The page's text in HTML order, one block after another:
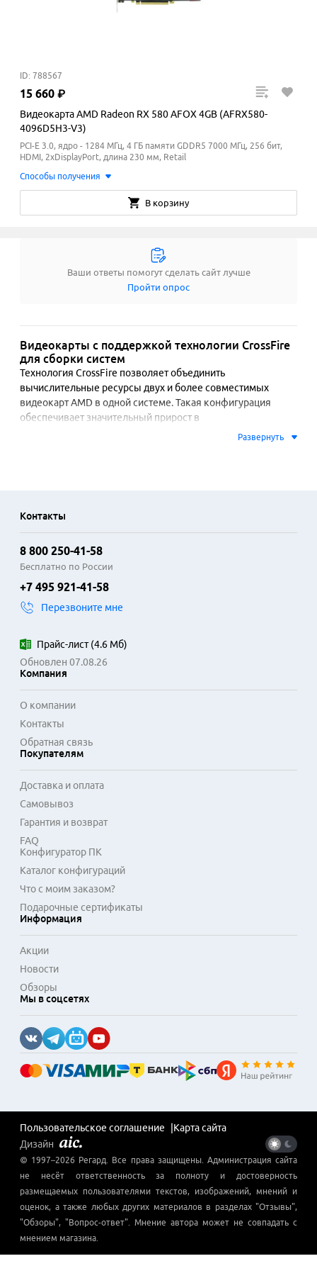
ID: 788567
15 660 ₽
Видеокарта AMD Radeon RX 580 AFOX 4GB (AFRX580-
4096D5H3-V3)
PCI-E 3.0, ядро - 1284 МГц, 4 ГБ памяти GDDR5 7000 МГц, 256 бит,
HDMI, 2xDisplayPort, длина 230 мм, Retail
Способы получения
В корзину
Ваши ответы помогут сделать сайт лучше
Пройти опрос
Видеокарты с поддержкой технологии CrossFire
для сборки систем
Технология CrossFire позволяет объединить
вычислительные ресурсы двух и более совместимых
видеокарт AMD в одной системе. Такая конфигурация
обеспечивает значительный прирост в
производительности графики, что особенно заметно в
нагрузку, эффективно используя память и процессорные
ядра каждого графического ускорителя.
Для развертывания такой системы необходима
материнская плата с несколькими слотами PCI-Express и
питания. Современные реализации технологии часто
или работают через шину PCIe, обеспечивая высокую
пропускную способность для обмена данными.
Совместимость определяется серией и семейством
изучения технических характеристик.
Сфера применения не ограничивается только играми.
Связка видеокарт с CrossFire востребована в
профессиональном монтаже видео, рендеринге
реальности и сложными инженерными симуляциями. Это
решение для тех, кто нацелен на масштабируемость
графической подсистемы и готов к тонкой настройке
производительности.
Развернуть
Контакты
8 800 250-41-58
Бесплатно по России
+7 495 921-41-58
Перезвоните мне
Прайс-лист(4.6 Мб)
Обновлен 07.08.26
Компания
О компании
Контакты
Обратная связь
Покупателям
Доставка и оплата
Самовывоз
Гарантия и возврат
FAQ
Конфигуратор ПК
Каталог конфигураций
Что с моим заказом?
Подарочные сертификаты
Информация
Акции
Новости
Обзоры
Мы в соцсетях
Пользовательское соглашение
Карта сайта
Дизайн
© 1997–2026 Регард . Все права защищены. Администрация сайта
не несёт ответственность за полноту и достоверность
размещаемых пользователями текстов, изображений, мнений и
оценок, а также любых других материалов в разделах "Отзывы",
"Обзоры", "Вопрос-ответ". Мнение автора может не совпадать с
мнением магазина.